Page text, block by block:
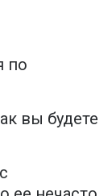
по
вы будете